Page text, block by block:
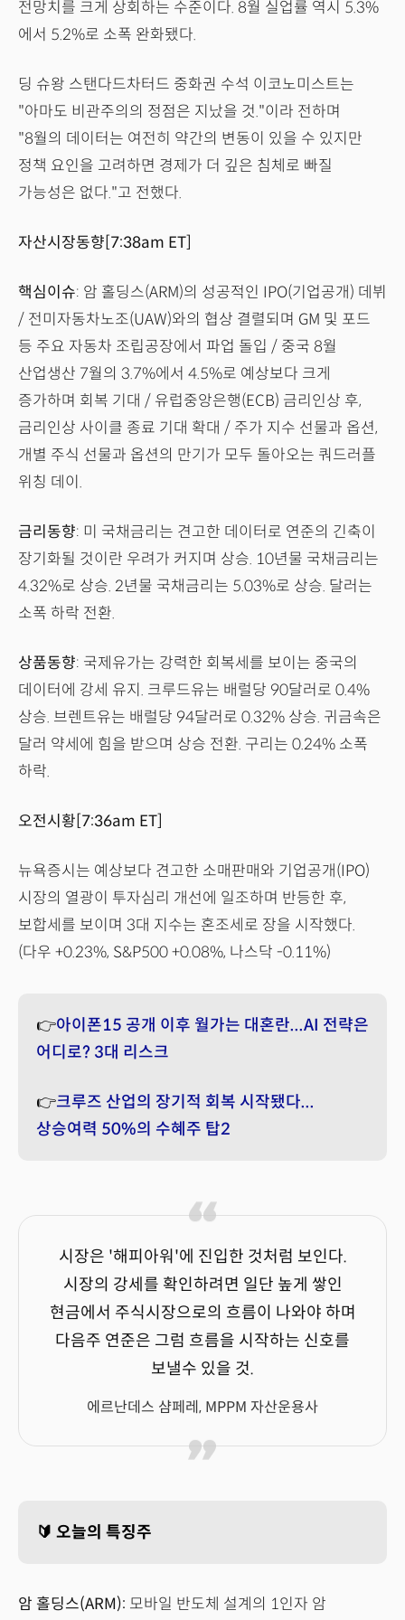
전망치를 크게 상회하는 수준이다. 8월 실업률 역시 5.3%
에서 5.2%로 소폭 완화됐다.
딩 슈왕 스탠다드차터드 중화권 수석 이코노미스트는
"아마도 비관주의의 정점은 지났을 것."이라 전하며
"8월의 데이터는 여전히 약간의 변동이 있을 수 있지만
정책 요인을 고려하면 경제가 더 깊은 침체로 빠질
가능성은 없다."고 전했다.
자산시장동향[7:38am ET]
핵심이슈: 암 홀딩스(ARM)의 성공적인 IPO(기업공개) 데뷔
/ 전미자동차노조(UAW)와의 협상 결렬되며 GM 및 포드
등 주요 자동차 조립공장에서 파업 돌입 / 중국 8월
산업생산 7월의 3.7%에서 4.5%로 예상보다 크게
증가하며 회복 기대 / 유럽중앙은행(ECB) 금리인상 후,
금리인상 사이클 종료 기대 확대 / 주가 지수 선물과 옵션,
개별 주식 선물과 옵션의 만기가 모두 돌아오는 쿼드러플
위칭 데이.
금리동향: 미 국채금리는 견고한 데이터로 연준의 긴축이
장기화될 것이란 우려가 커지며 상승. 10년물 국채금리는
4.32%로 상승. 2년물 국채금리는 5.03%로 상승. 달러는
소폭 하락 전환.
상품동향: 국제유가는 강력한 회복세를 보이는 중국의
데이터에 강세 유지. 크루드유는 배럴당 90달러로 0.4%
상승. 브렌트유는 배럴당 94달러로 0.32% 상승. 귀금속은
달러 약세에 힘을 받으며 상승 전환. 구리는 0.24% 소폭
하락.
오전시황[7:36am ET]
뉴욕증시는 예상보다 견고한 소매판매와 기업공개(IPO)
시장의 열광이 투자심리 개선에 일조하며 반등한 후,
보합세를 보이며 3대 지수는 혼조세로 장을 시작했다.
(다우 +0.23%, S&P500 +0.08%, 나스닥 -0.11%)
👉아이폰15 공개 이후 월가는 대혼란...AI 전략은
어디로? 3대 리스크
👉크루즈 산업의 장기적 회복 시작됐다...
상승여력 50%의 수혜주 탑2
시장은 '해피아워'에 진입한 것처럼 보인다.
시장의 강세를 확인하려면 일단 높게 쌓인
현금에서 주식시장으로의 흐름이 나와야 하며
다음주 연준은 그럼 흐름을 시작하는 신호를
보낼수 있을 것.
에르난데스 샴페레, MPPM 자산운용사
🔰 오늘의 특징주
암 홀딩스(ARM): 모바일 반도체 설계의 1인자 암